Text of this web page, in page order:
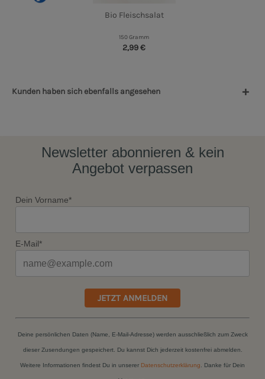
Bio Fleischsalat
150 Gramm
2,99 €
Kunden haben sich ebenfalls angesehen
Newsletter abonnieren & kein
Angebot verpassen
Dein Vorname*
E-Mail*
JETZT ANMELDEN
Deine persönlichen Daten (Name, E-Mail-Adresse) werden ausschließlich zum Zweck
dieser Zusendungen gespeichert. Du kannst Dich jederzeit kostenfrei abmelden.
Weitere Informationen findest Du in unserer Datenschutzerklärung . Danke für Dein